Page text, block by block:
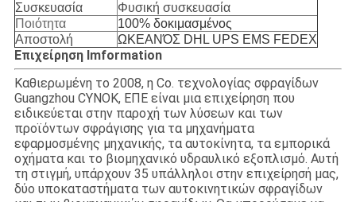
Συσκευασία
Φυσική συσκευασία
Ποιότητα
100% δοκιμασμένος
Αποστολή
ΩΚΕΑΝΌΣ DHL UPS EMS FEDEX
Επιχείρηση Imformation
Καθιερωμένη το 2008, η Co. τεχνολογίας σφραγίδων
Guangzhou CYNOK, ΕΠΕ είναι μια επιχείρηση που
ειδικεύεται στην παροχή των λύσεων και των
προϊόντων σφράγισης για τα μηχανήματα
εφαρμοσμένης μηχανικής, τα αυτοκίνητα, τα εμπορικά
οχήματα και το βιομηχανικό υδραυλικό εξοπλισμό. Αυτή
τη στιγμή, υπάρχουν 35 υπάλληλοι στην επιχείρησή μας,
δύο υποκαταστήματα των αυτοκινητικών σφραγίδων